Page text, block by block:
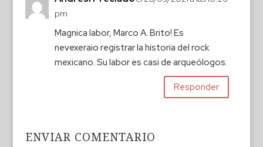
pm
Magnica labor, Marco A. Brito! Es
nevexeraio registrar la historia del rock
mexicano. Su labor es casi de arqueólogos.
Responder
ENVIAR COMENTARIO